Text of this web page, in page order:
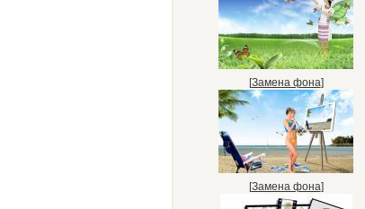
[Замена фона]
[Замена фона]